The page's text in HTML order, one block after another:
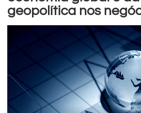
geopolítica nos